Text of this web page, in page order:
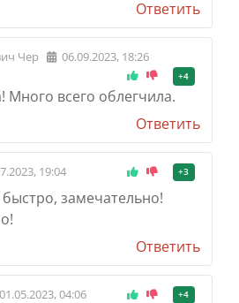
Ответить
Чер 06.09.2023, 18:26
+4
Много всего облегчила.
Ответить
19:04 +3
замечательно!
Ответить
01.05.2023, 04:06 +4